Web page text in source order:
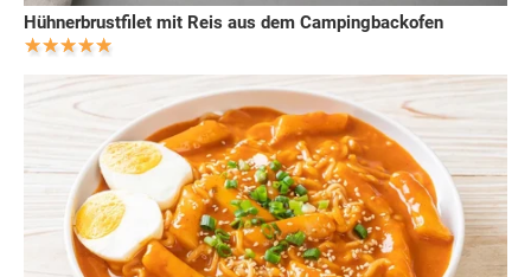
Hühnerbrustfilet mit Reis aus dem Campingbackofen